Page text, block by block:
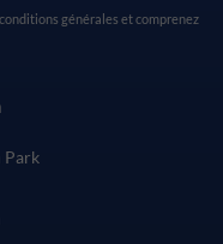
conditions générales et comprenez
Park